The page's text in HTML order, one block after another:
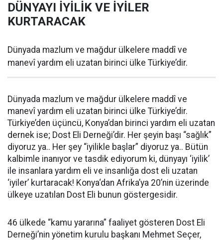
DÜNYAYI İYİLİK VE İYİLER
KURTARACAK
Dünyada mazlum ve mağdur ülkelere maddî ve
manevî yardım eli uzatan birinci ülke Türkiye’dir.
Dünyada mazlum ve mağdur ülkelere maddî ve
manevî yardım eli uzatan birinci ülke Türkiye’dir.
Türkiye’den üçüncü, Konya’dan birinci yardım eli uzatan
dernek ise; Dost Eli Derneği’dir. Her şeyin başı “sağlık”
diyoruz ya.. Her şey “iyilikle başlar” diyoruz ya.. Bütün
kalbimle inanıyor ve tasdik ediyorum ki, dünyayı ‘iyilik’
ile insanlara yardım eli ve insanlığa dost eli uzatan
‘iyiler’ kurtaracak! Konya‘dan Afrika’ya 20’nin üzerinde
ülkeye uzatılan Dost Eli bunun göstergesidir.
46 ülkede “kamu yararına” faaliyet gösteren Dost Eli
Derneği’nin yönetim kurulu başkanı Mehmet Seçer,